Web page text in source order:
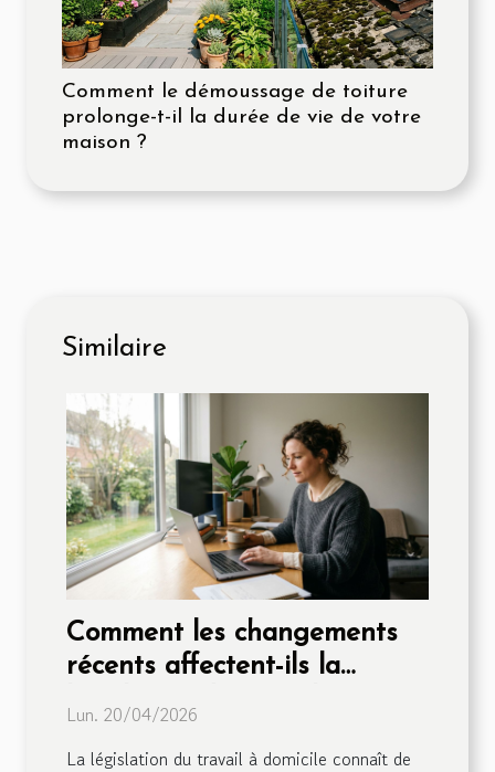
Comment le démoussage de toiture
prolonge-t-il la durée de vie de votre
maison ?
Similaire
Comment les changements
récents affectent-ils la
législation du travail à
Lun. 20/04/2026
La législation du travail à domicile connaît de